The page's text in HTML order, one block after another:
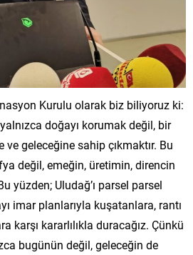
Kurulu olarak biz biliyoruz ki:
doğayı korumak değil, bir
geleceğine sahip çıkmaktır. Bu
değil, emeğin, üretimin, direncin
yüzden; Uludağ’ı parsel parsel
imar planlarıyla kuşatanlara, rantı
karşı kararlılıkla duracağız. Çünkü
bugünün değil, geleceğin de